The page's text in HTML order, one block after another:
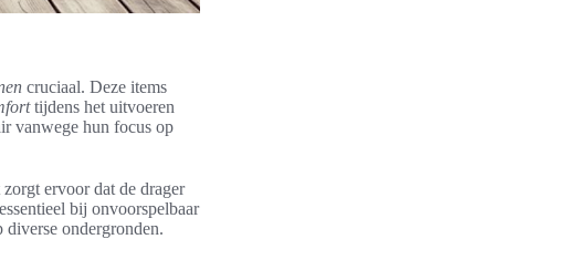
cruciaal. Deze items
tijdens het uitvoeren
vanwege hun focus op
ervoor dat de drager
bij onvoorspelbaar
ondergronden.